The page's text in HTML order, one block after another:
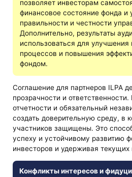
позволяет инвесторам
финансовое состояние фонда и
правильности и честности
Дополнительно, результаты
использоваться для улучшения
процессов и повышения
фондом.
Соглашение для партнеров ILPA
прозрачности и
отчетности и обязательный
создать доверительную среду, в
участников защищены. Это
успеху и устойчивому развитию
инвесторов и удерживая текущих
Конфликты интересов и